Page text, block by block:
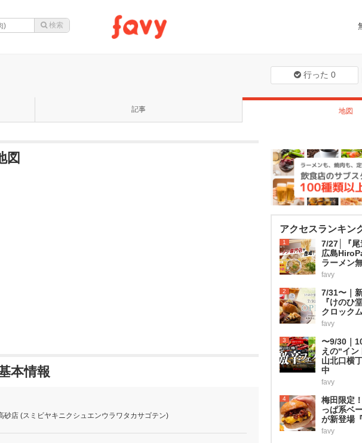
行った 0
記事 地図
図
本情報
砂店 (スミビヤキニクシュエンウラワタカサゴテン)
アクセスランキン
1
7/27│『尾
広島
ラーメン
favy
2
7/31〜｜
『けのひ
クロック
favy
3
〜9/30｜
えの“イ
山北口横
中
favy
4
梅田限定
っぱ系ベ
が新登場
favy